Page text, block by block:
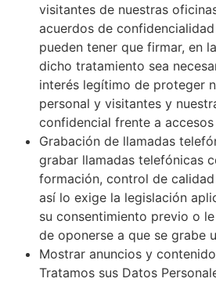
visitantes de nuestras
acuerdos de
pueden tener que firmar, en
dicho tratamiento sea
interés legítimo de proteger
personal y visitantes y
confidencial frente a
Grabación de llamadas
grabar llamadas telefónicas
formación, control de
así lo exige la legislación
su consentimiento previo o
de oponerse a que se grabe
Mostrar anuncios y
Tratamos sus Datos